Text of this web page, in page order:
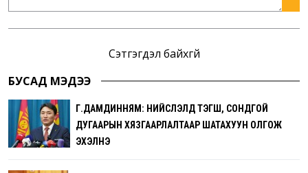
Сэтгэгдэл байхгүй
БУСАД МЭДЭЭ
Г.ДАМДИННЯМ: НИЙСЛЭЛД ТЭГШ, СОНДГОЙ
ДУГААРЫН ХЯЗГААРЛАЛТААР ШАТАХУУН ОЛГОЖ
ЭХЭЛНЭ